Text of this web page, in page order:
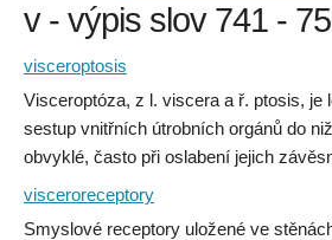
v - výpis slov 741 -
visceroptosis
Visceroptóza, z l. viscera a ř. ptosis, je
sestup vnitřních útrobních orgánů do
obvyklé, často při oslabení jejich
visceroreceptory
Smyslové receptory uložené ve